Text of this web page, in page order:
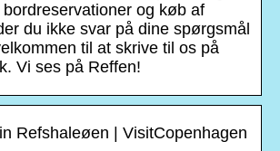
og køb af
du ikke svar på dine spørgsmål
til at skrive til os på
Vi ses på Reffen!
Refshaleøen | VisitCopenhagen